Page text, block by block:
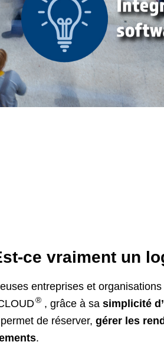
ce vraiment un
entreprises et
® , grâce à sa simplicité
de réserver, gérer les
.